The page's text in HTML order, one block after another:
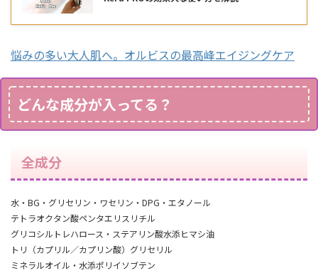
悩みの多い大人肌へ。オルビスの最高峰エイジングケア
どんな成分が入ってる？
全成分
水 ・BG ・ グリセリン ・ ワセリン ・ DPG ・エタノール
テトラオクタン酸ペンタエリスリチル
グリコシルトレハロース・ステアリン酸水添ヒマシ油
トリ（カプリル／カプリン酸）グリセリル
ミネラルオイル ・水添ポリイソブテン